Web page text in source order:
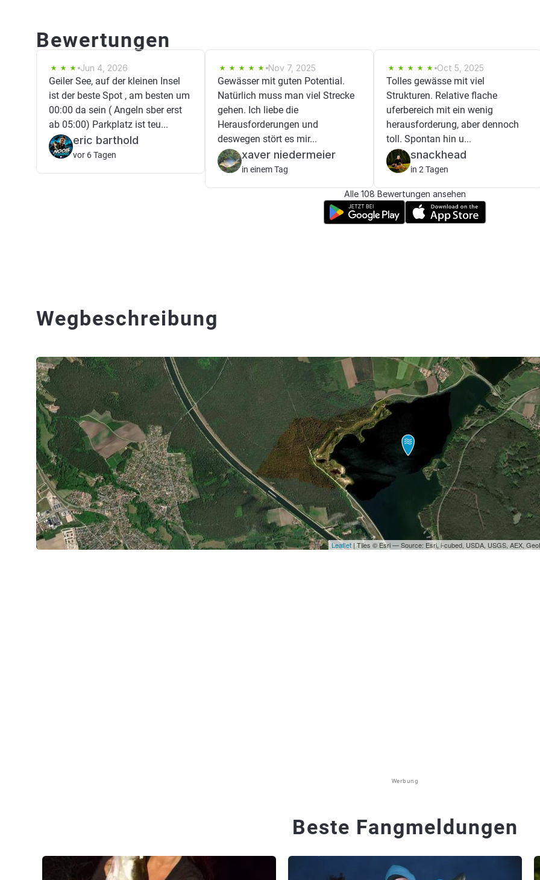
Bewertungen
Jun 4, 2026
Geiler See, auf der kleinen Insel
ist der beste Spot , am besten um
00:00 da sein ( Angeln sber erst
ab 05:00) Parkplatz ist teu...
eric barthold
vor 6 Tagen
Nov 7, 2025
Gewässer mit guten Potential.
Natürlich muss man viel Strecke
gehen. Ich liebe die
Herausforderungen und
deswegen stört es mir...
xaver niedermeier
in einem Tag
Oct 5, 2025
Tolles gewässe mit viel
Strukturen. Relative flache
uferbereich mit ein wenig
herausforderung, aber dennoch
toll. Spontan hin u...
snackhead
in 2 Tagen
Alle 108 Bewertungen ansehen
Wegbeschreibung
Leaflet | Tiles © Esri — Source: Esri, i-cubed, USDA, USGS, AEX,
Werbung
Beste Fangmeldungen